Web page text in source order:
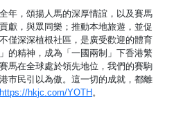
年，頌揚人馬的深厚情誼，以及賽馬
獻，與眾同樂；推動本地旅遊，並促
僅深深植根社區，是廣受歡迎的體育
的精神，成為「一國兩制」下香港繁
馬在全球處於領先地位，我們的賽駒
市民引以為傲。這一切的成就，都離
https://hkjc.com/YOTH。